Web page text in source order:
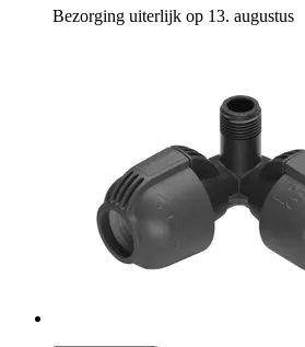
Bezorging uiterlijk op 13. augustus